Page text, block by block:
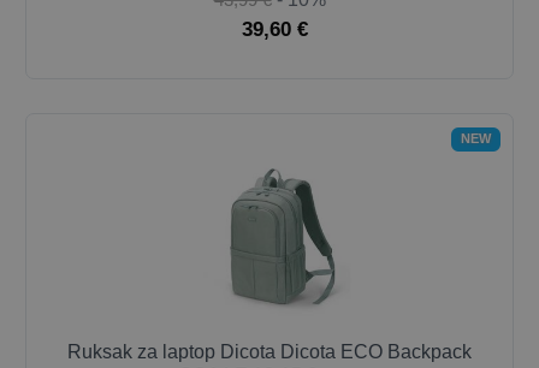
39,60 €
NEW
Ruksak za laptop Dicota Dicota ECO Backpack